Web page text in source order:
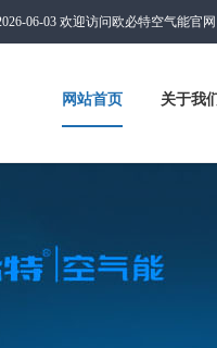
06-03 欢迎访问欧必特空气能官网
网站首页 关于我